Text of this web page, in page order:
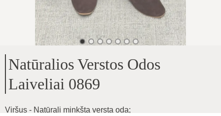
Natūralios Verstos Odos
Laiveliai 0869
Viršus - Natūrali minkšta versta oda;